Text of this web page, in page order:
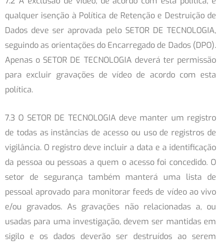
qualquer isenção à Política de Retenção e Destruição de
Dados deve ser aprovada pelo SETOR DE TECNOLOGIA,
seguindo as orientações do Encarregado de Dados (DPO).
Apenas o SETOR DE TECNOLOGIA deverá ter permissão
para excluir gravações de vídeo de acordo com esta
política.
7.3 O SETOR DE TECNOLOGIA deve manter um registro
de todas as instâncias de acesso ou uso de registros de
vigilância. O registro deve incluir a data e a identificação
da pessoa ou pessoas a quem o acesso foi concedido. O
setor de segurança também manterá uma lista de
pessoal aprovado para monitorar feeds de vídeo ao vivo
e/ou gravados. As gravações não relacionadas a, ou
usadas para uma investigação, devem ser mantidas em
sigilo e os dados deverão ser destruídos ao serem